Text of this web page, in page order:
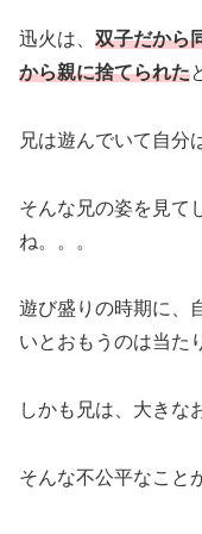
迅火は、 双子だから
から親に捨てられた
兄は遊んでいて自分
そんな兄の姿を見て
ね。。。
遊び盛りの時期に、
いとおもうのは当た
しかも兄は、大きな
そんな不公平なこと